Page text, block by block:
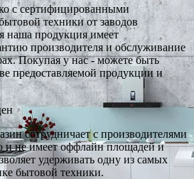
с сертифицированными
техники от заводов
наша продукция имеет
производителя и обслуживание
Покупая у нас - можете быть
предоставляемой продукции и
сотрудничает с производителями
и не имеет оффлайн площадей и
удерживать одну из самых
бытовой техники.